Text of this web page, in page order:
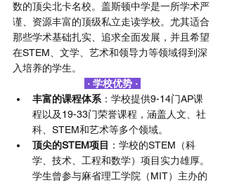
数的顶尖北卡名校。盖斯顿中学是一所学术严
谨、资源丰富的顶级私立走读学校。尤其适合
那些学术基础扎实、追求全面发展，并且希望
在STEM、文学、艺术和领导力等领域得到深
入培养的学生。
· 学校优势 ·
丰富的课程体系：学校提供9-14门AP课
程以及19-33门荣誉课程，涵盖人文、社
科、STEM和艺术等多个领域。
顶尖的STEM项目 ：学校的STEM（科
学、技术、工程和数学）项目实力雄厚。
学生曾参与麻省理工学院（MIT）主办的